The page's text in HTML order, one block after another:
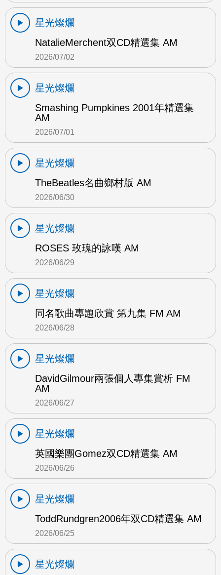
星光燦爛
NatalieMerchent双CD精選集 AM
2026/07/02
星光燦爛
Smashing Pumpkines 2001年精選集
AM
2026/07/01
星光燦爛
TheBeatles名曲鄉村版 AM
2026/06/30
星光燦爛
ROSES 玫瑰的詠嘆 AM
2026/06/29
星光燦爛
同名歌曲專題欣賞 第九集 FM AM
2026/06/28
星光燦爛
DavidGilmour兩張個人專集賞析 FM
AM
2026/06/27
星光燦爛
英國樂團Gomez双CD精選集 AM
2026/06/26
星光燦爛
ToddRundgren2006年双CD精選集 AM
2026/06/25
星光燦爛